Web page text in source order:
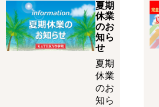
夏期
休業
のお
知ら
せ
夏期
休業
のお
知ら